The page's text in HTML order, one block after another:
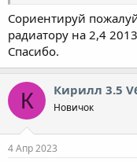
Сориентируй
радиатору на 2,4
Спасибо.
К Кирилл 3.5
Новичок
4 Апр 2023